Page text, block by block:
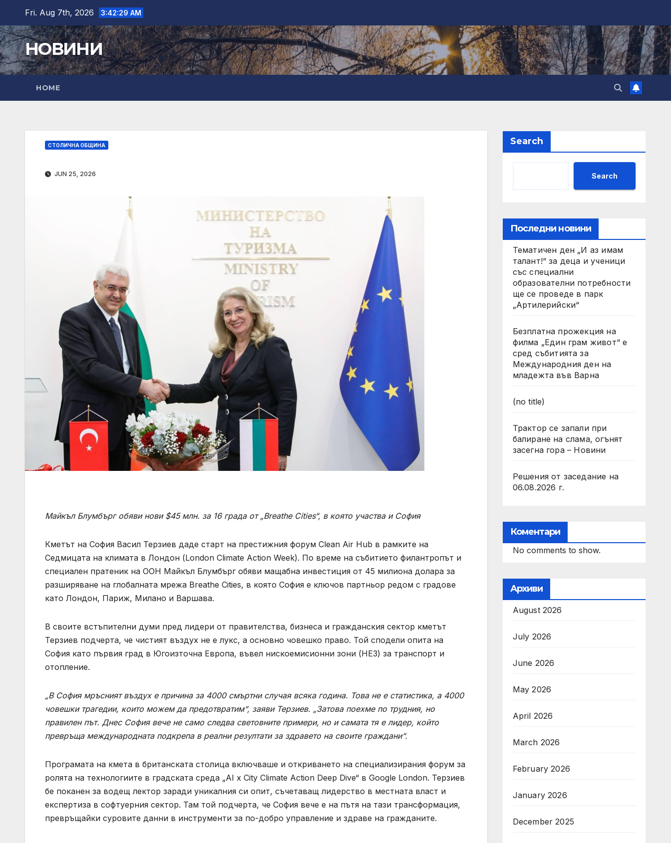
content
Fri. Aug 7th, 2026 3:42:30 AM
НОВИНИ
HOME
СТОЛИЧНА ОБЩИНА
JUN 25, 2026
Майкъл Блумбърг обяви нови $45 млн. за 16 града от „Breathe Cities“, в която участва и София
Кметът на София Васил Терзиев даде старт на престижния форум Clean Air Hub в рамките на
Седмицата на климата в Лондон (London Climate Action Week). По време на събитието филантропът и
специален пратеник на ООН Майкъл Блумбърг обяви мащабна инвестиция от 45 милиона долара за
разширяване на глобалната мрежа Breathe Cities, в която София е ключов партньор редом с градове
като Лондон, Париж, Милано и Варшава.
В своите встъпителни думи пред лидери от правителства, бизнеса и гражданския сектор кметът
Терзиев подчерта, че чистият въздух не е лукс, а основно човешко право. Той сподели опита на
София като първия град в Югоизточна Европа, въвел нискоемисионни зони (НЕЗ) за транспорт и
отопление.
„В София мръсният въздух е причина за 4000 смъртни случая всяка година. Това не е статистика, а 4000
човешки трагедии, които можем да предотвратим“, заяви Терзиев. „Затова поехме по трудния, но
правилен път. Днес София вече не само следва световните примери, но и самата тя е лидер, който
превръща международната подкрепа в реални резултати за здравето на своите граждани“.
Програмата на кмета в британската столица включваше и откриването на специализирания форум за
ролята на технологиите в градската среда „AI x City Climate Action Deep Dive“ в Google London. Терзиев
бе поканен за водещ лектор заради уникалния си опит, съчетаващ лидерство в местната власт и
експертиза в софтуерния сектор. Там той подчерта, че София вече е на пътя на тази трансформация,
превръщайки суровите данни в инструменти за по-добро управление и здраве на гражданите.
Search
Search
Последни новини
Тематичен ден „И аз имам
талант!“ за деца и ученици
със специални
образователни потребности
ще се проведе в парк
„Артилерийски“
Безплатна прожекция на
филма „Един грам живот“ е
сред събитията за
Международния ден на
младежта във Варна
(no title)
Трактор се запали при
балиране на слама, огънят
засегна гора – Новини
Решения от заседание на
06.08.2026 г.
Коментари
No comments to show.
Архиви
August 2026
July 2026
June 2026
May 2026
April 2026
March 2026
February 2026
January 2026
December 2025